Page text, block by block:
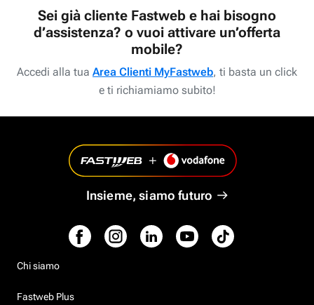
Sei già cliente Fastweb e hai bisogno
d’assistenza? o vuoi attivare un’offerta
mobile?
Accedi alla tua Area Clienti MyFastweb, ti basta un click
e ti richiamiamo subito!
Insieme, siamo futuro
Chi siamo
Fastweb Plus